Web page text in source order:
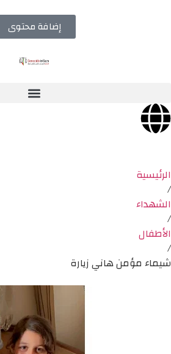
إضافة محتوى
الرئيسية
/
الشهداء
/
الأطفال
/
شيماء مؤمن هاني زيارة